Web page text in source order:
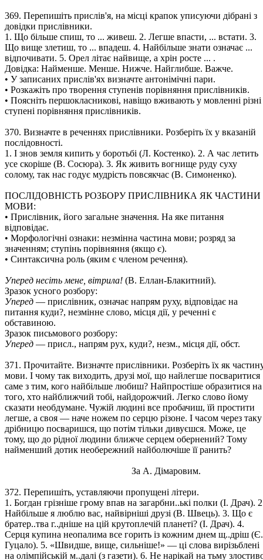
369. Перепишіть прислів'я, на місці крапок уписуючи дібрані з
довідки прислівники.
1. Що більше спиш, то ... живеш. 2. Легше впасти, ... встати. 3.
Що вище злетиш, то ... впадеш. 4. Найбільше знати означає ...
відпочивати. 5. Орел літає найвище, а хрін росте ... .
Довідка: Найменше. Менше. Нижче. Найглибше. Важче.
• У записаних прислів'ях визначте антонімічні пари.
• Розкажіть про творення ступенів порівняння прислівників.
• Поясніть першокласникові, навіщо вживають у мовленні різні
ступені порівняння прислівників.
370. Визначте в реченнях прислівники. Розберіть їх у вказаній
послідовності.
1. І знов земля кипить у боротьбі (Л. Костенко). 2. А час летить
усе скоріше (В. Сосюра). 3. Як живить вогнище руду суху
солому, так нас годує мудрість повсякчас (В. Симоненко).
ПОСЛІДОВНІСТЬ РОЗБОРУ ПРИСЛІВНИКА ЯК ЧАСТИНИ
МОВИ:
• Прислівник, його загальне значення. На яке питання
відповідає.
• Морфологічні ознаки: незмінна частина мови; розряд за
значенням; ступінь порівняння (якщо є).
• Синтаксична роль (яким є членом речення).
Уперед несіть мене, вітрила! (В. Еллан-Блакитний).
Зразок усного розбору:
Уперед — прислівник, означає напрям руху, відповідає на
питання куди?, незмінне слово, місця дії, у реченні є
обставиною.
Зразок письмового розбору:
Уперед — присл., напрям рух, куди?, незм., місця дії, обст.
371. Прочитайте. Визначте прислівники. Розберіть їх як
мови. І чому так виходить, друзі мої, що найлегше посваритися
саме з тим, кого найбільше любиш? Найпростіше образитися на
того, хто найближчий тобі, найдорожчий. Легко слово йому
сказати необдумане. Чужій людині все пробачиш, їй простити
легше, а своя — наче ножем по серцю різоне. І часом через таку
дрібницю посваришся, що потім тільки дивуєшся. Може, це
тому, що до рідної людини ближче серцем обернений? Тому
найменший дотик необережний найболючіше її ранить?
За А. Дімаровим.
372. Перепишіть, уставляючи пропущені літери.
1. Богдан грізніше грому впав на загарбни..ькі полки (І. Драч).
Найбільше я люблю вас, найвірніші друзі (В. Швець). 3. Що є
братер..тва г..дніше на цій крутоплечій планеті? (І. Драч). 4.
Серця купина неопалима все горить із кожним днем щ..дріш (Є.
Гуцало). 5. «Швидше, вище, сильніше!» — ці слова вирізьблені
на олімпійській м..далі (з газети). 6. Не нарікай на тьму